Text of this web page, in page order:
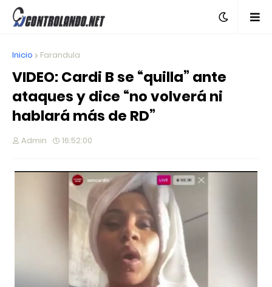
Inicio Farandula
VIDEO: Cardi B se “quilla” ante
ataques y dice “no volverá ni
hablará más de RD”
Admin 16:52:00